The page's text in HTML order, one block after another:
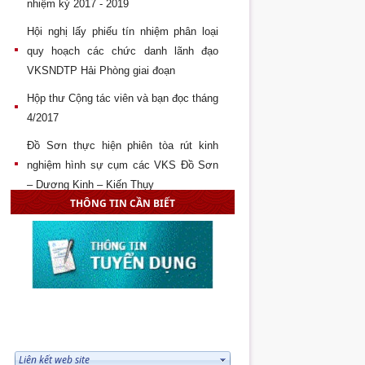
nhiệm kỳ 2017 - 2019
Hội nghị lấy phiếu tín nhiệm phân loại
quy hoạch các chức danh lãnh đạo
VKSNDTP Hải Phòng giai đoạn
Hộp thư Cộng tác viên và bạn đọc tháng
4/2017
Đồ Sơn thực hiện phiên tòa rút kinh
nghiệm hình sự cụm các VKS Đồ Sơn
– Dương Kinh – Kiến Thụy
Lễ công bố và và trao quyết định bổ
nhiệm Kiểm sát viên trung cấp và Kiểm
sát viên sơ cấp năm 2017
VKS nhân dân quận Đồ Sơn đạt thành
THÔNG TIN CẦN BIẾT